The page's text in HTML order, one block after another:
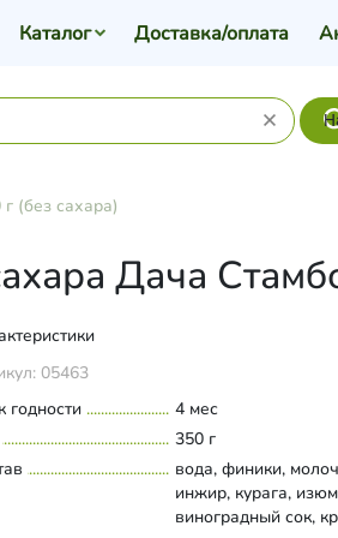
Каталог Доставка/оплата
(без сахара)
Дача
05463
годности
4 мес
350 г
вода, финики,
инжир, курага,
виноградный сок,